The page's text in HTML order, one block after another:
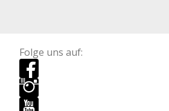
Folge uns auf: